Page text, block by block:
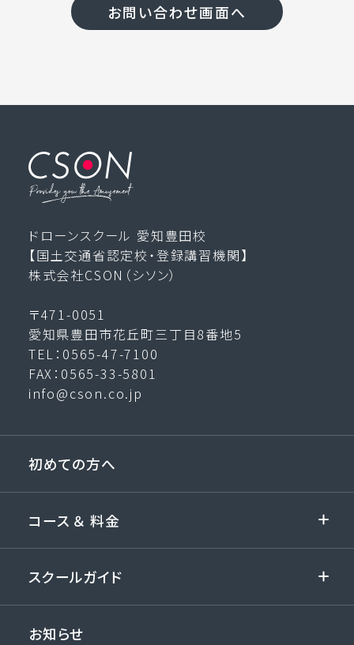
お問い合わせ画面へ
ドローンスクール 愛知豊田校
【国土交通省認定校・登録講習機関】
株式会社CSON（シソン）
〒471-0051
愛知県豊田市花丘町三丁目8番地5
TEL：0565-47-7100
FAX：0565-33-5801
info@cson.co.jp
初めての方へ
コース ＆ 料金
for business
国家ライセンス準備コース
国家ライセンス二等コース（初学者向け）
スクールガイド
アクセス
お知らせ